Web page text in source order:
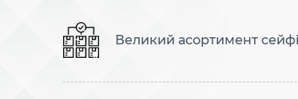
Великий асортимент